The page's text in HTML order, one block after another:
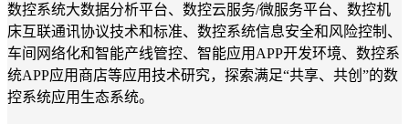
数控系统大数据分析平台、数控云服务/微服务平台、数控机
床互联通讯协议技术和标准、数控系统信息安全和风险控制、
车间网络化和智能产线管控、智能应用APP开发环境、数控系
统APP应用商店等应用技术研究，探索满足“共享、共创”的数
控系统应用生态系统。